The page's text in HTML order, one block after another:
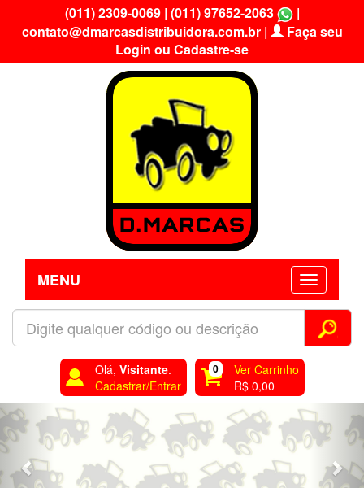
(011) 2309-0069| (011) 97652-2063
|
contato@dmarcasdistribuidora.com.br|
Faça seu
Login ou Cadastre-se
MENU
Olá, Visitante.
Cadastrar/Entrar
0
Ver Carrinho
R$ 0,00
Previous